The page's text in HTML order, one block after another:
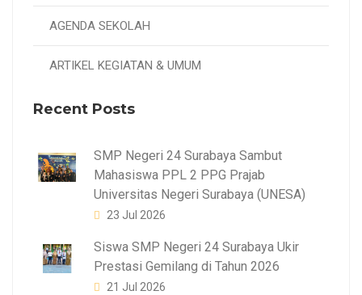
AGENDA SEKOLAH
ARTIKEL KEGIATAN & UMUM
Recent Posts
SMP Negeri 24 Surabaya Sambut
Mahasiswa PPL 2 PPG Prajab
Universitas Negeri Surabaya (UNESA)
23 Jul 2026
Siswa SMP Negeri 24 Surabaya Ukir
Prestasi Gemilang di Tahun 2026
21 Jul 2026